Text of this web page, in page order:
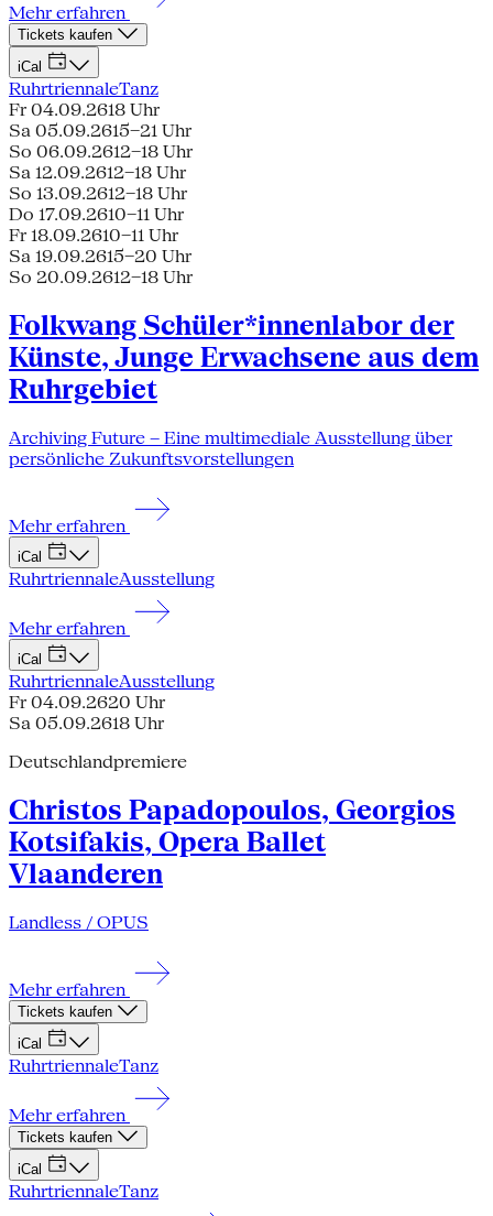
Mehr erfahren
Tickets kaufen
iCal
RuhrtriennaleTanz
Fr 04.09.2618 Uhr
Sa 05.09.2615–21 Uhr
So 06.09.2612–18 Uhr
Sa 12.09.2612–18 Uhr
So 13.09.2612–18 Uhr
Do 17.09.2610–11 Uhr
Fr 18.09.2610–11 Uhr
Sa 19.09.2615–20 Uhr
So 20.09.2612–18 Uhr
Folkwang Schüler*innenlabor der
Künste, Junge Erwachsene aus dem
Ruhrgebiet
Archiving Future – Eine multimediale Ausstellung über
persönliche Zukunftsvorstellungen
Mehr erfahren
iCal
RuhrtriennaleAusstellung
Mehr erfahren
iCal
RuhrtriennaleAusstellung
Fr 04.09.2620 Uhr
Sa 05.09.2618 Uhr
Deutschlandpremiere
Christos Papadopoulos, Georgios
Kotsifakis, Opera Ballet
Vlaanderen
Landless / OPUS
Mehr erfahren
Tickets kaufen
iCal
RuhrtriennaleTanz
Mehr erfahren
Tickets kaufen
iCal
RuhrtriennaleTanz